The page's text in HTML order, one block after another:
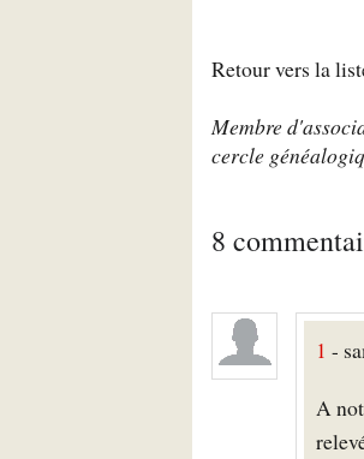
Retour vers la
Membre
cercle
8
1 -
A